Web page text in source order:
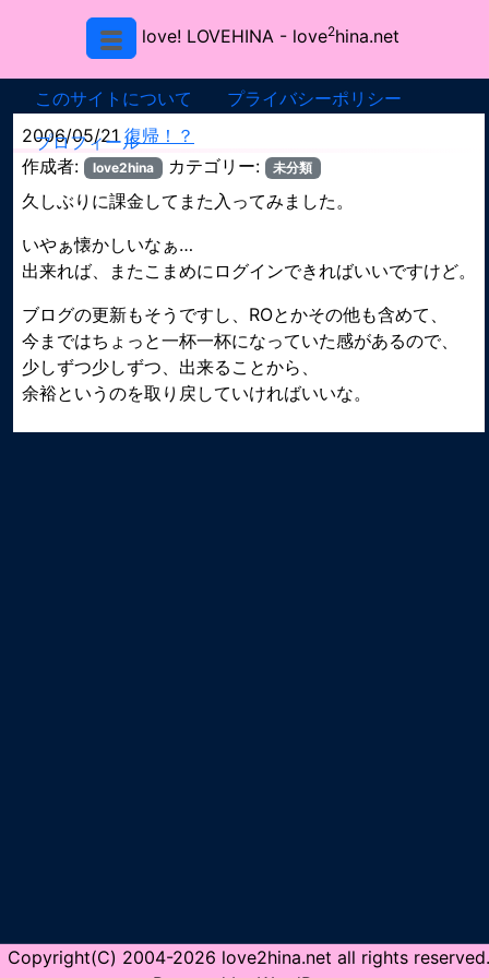
love! LOVEHINA - love2hina.net
このサイトについて
プライバシーポリシー
プロフィール
2006/05/21復帰！？
作成者:
love2hina カテゴリー: 未分類
久しぶりに課金してまた入ってみました。
いやぁ懐かしいなぁ…
出来れば、またこまめにログインできればいいですけど。
ブログの更新もそうですし、ROとかその他も含めて、
今まではちょっと一杯一杯になっていた感があるので、
少しずつ少しずつ、出来ることから、
余裕というのを取り戻していければいいな。
Copyright(C) 2004-2026 love2hina.net all rights reserved.